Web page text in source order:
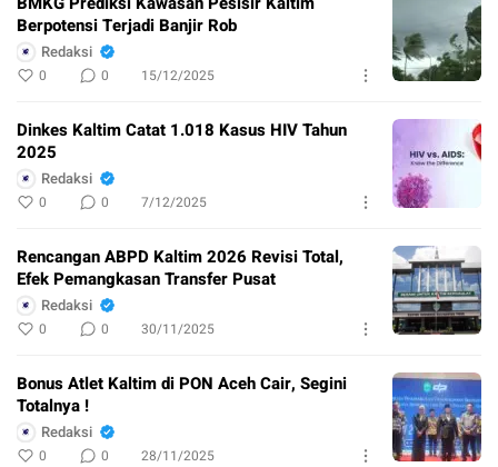
Berpotensi Terjadi Banjir Rob
Redaksi
0 0 15/12/2025
Dinkes Kaltim Catat 1.018 Kasus HIV Tahun
2025
Redaksi
0 0 7/12/2025
Rencangan ABPD Kaltim 2026 Revisi Total,
Efek Pemangkasan Transfer Pusat
Redaksi
0 0 30/11/2025
Bonus Atlet Kaltim di PON Aceh Cair, Segini
Totalnya !
Redaksi
0 0 28/11/2025